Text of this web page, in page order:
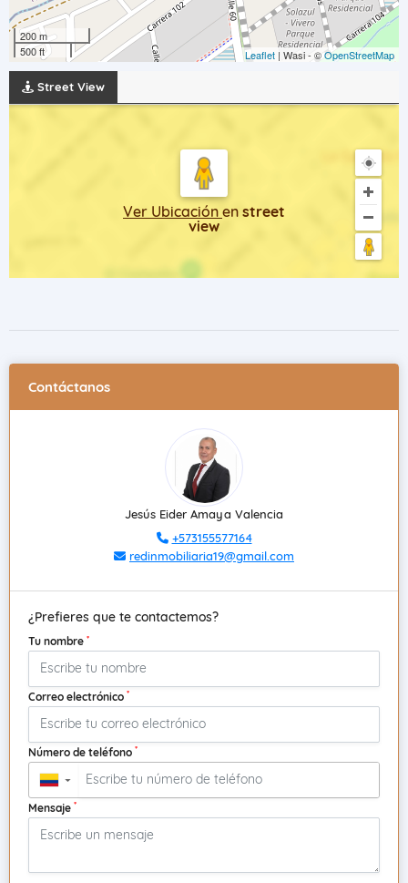
200 m
500 ft
Leaflet | Wasi - ©OpenStreetMap
Street View
Ver Ubicación en street
view
Contáctanos
Jesús Eider Amaya Valencia
+573155577164
redinmobiliaria19@gmail.com
¿Prefieres que te contactemos?
Tu nombre *
Correo electrónico *
Número de teléfono *
▼
Mensaje *